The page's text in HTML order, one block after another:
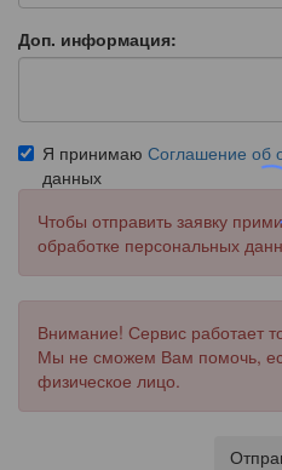
Доп. информация:
Я принимаю Соглашение об
данных
Чтобы отправить заявку
обработке персональных
Внимание! Сервис работает
Мы не сможем Вам помочь,
физическое лицо.